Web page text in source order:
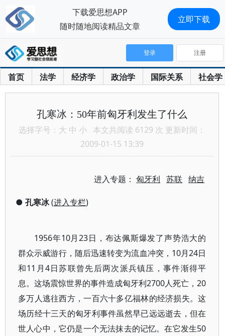
首页 法学 经济学 政治学 国际关系 社会学
登录 注册
孔寒冰：50年前匈牙利发生了什么
选择字号： 大 中 小 本文共阅读 6129 次 更新时间：
2009-01-15 13:39
进入专题：匈牙利 苏联 纳吉
● 孔寒冰(进入专栏)
1956年10月23日，布达佩斯爆发了声势浩大的
群众示威游行，随后迅速转变为流血冲突，10月24日
和11月4日苏联曾先后两次派兵镇压，事件渐得平
息。这场震惊世界的事件造成匈牙利2700人死亡，20
多万人逃往西方，一百六十多亿福林的经济损失。这
场历经十三天的匈牙利事件虽然早已远远逝去，但在
世人心中，它仍是一个无法抹去的记忆。在它发生50
下载爱思想APP
随时随地阅读精品文章
立即下载